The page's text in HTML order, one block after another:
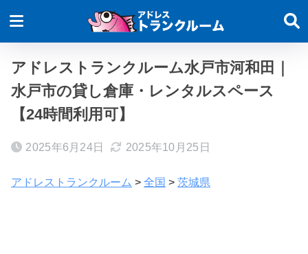
アドレストランクルーム水戸市河和田｜
水戸市の貸し倉庫・レンタルスペース
【24時間利用可】
2025年6月24日 2025年10月25日
アドレストランクルーム > 全国 > 茨城県